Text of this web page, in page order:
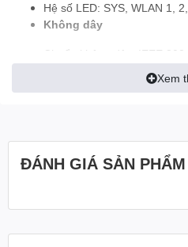
Hệ số LED: SYS, WLAN 1,
Không dây
Chuẩn không dây: IEEE
Tốc độ truyền: 2.4GHz: Lên
Phần mềm
Xem
ĐÁNH GIÁ SẢN PHẨM